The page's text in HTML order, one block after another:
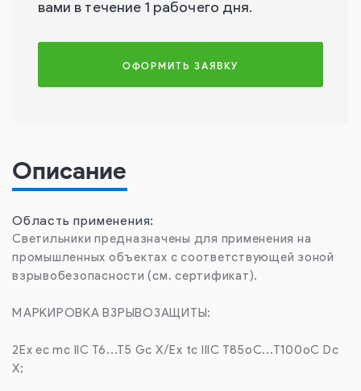
вами в течение 1 рабочего дня.
ОФОРМИТЬ ЗАЯВКУ
Описание
Область применения:
Светильники предназначены для применения на
промышленных объектах с соответствующей зоной
взрывобезопасности (см. сертификат).
МАРКИРОВКА ВЗРЫВОЗАЩИТЫ:
2Ex ec mc IIC T6...T5 Gc X/Ex tc IIIC T85oC...T100oC Dc
X;